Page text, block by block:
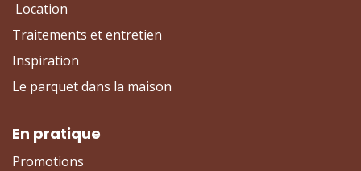
Location
Traitements et entretien
Inspiration
Le parquet dans la maison
En pratique
Promotions